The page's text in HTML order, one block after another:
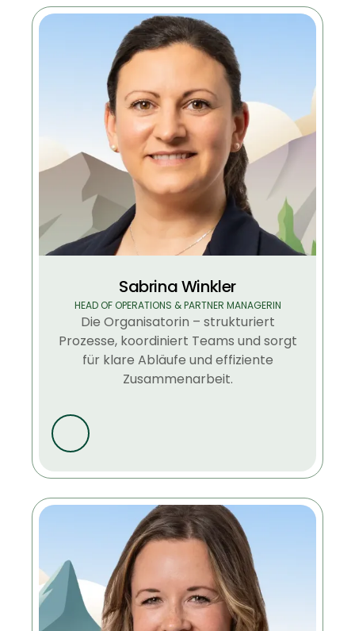
Sabrina Winkler
HEAD OF OPERATIONS & PARTNER MANAGERIN
Die Organisatorin – strukturiert
Prozesse, koordiniert Teams und sorgt
für klare Abläufe und effiziente
Zusammenarbeit.